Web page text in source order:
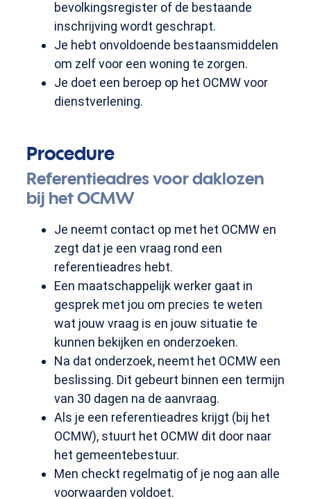
bevolkingsregister of de bestaande
inschrijving wordt geschrapt.
Je hebt onvoldoende bestaansmiddelen
om zelf voor een woning te zorgen.
Je doet een beroep op het OCMW voor
dienstverlening.
Procedure
Referentieadres voor daklozen
bij het OCMW
Je neemt contact op met het OCMW en
zegt dat je een vraag rond een
referentieadres hebt.
Een maatschappelijk werker gaat in
gesprek met jou om precies te weten
wat jouw vraag is en jouw situatie te
kunnen bekijken en onderzoeken.
Na dat onderzoek, neemt het OCMW een
beslissing. Dit gebeurt binnen een termijn
van 30 dagen na de aanvraag.
Als je een referentieadres krijgt (bij het
OCMW), stuurt het OCMW dit door naar
het gemeentebestuur.
Men checkt regelmatig of je nog aan alle
voorwaarden voldoet.